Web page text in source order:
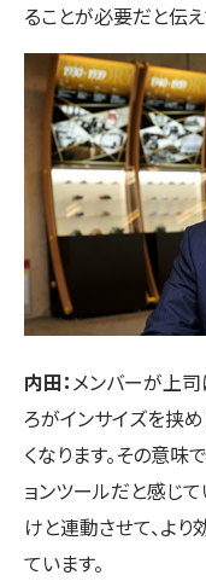
ることが必要だと伝え
内田：メンバーが上司
ろがインサイズを挟
くなります。その意味
ョンツールだと感じ
けと連動させて、よ
ています。